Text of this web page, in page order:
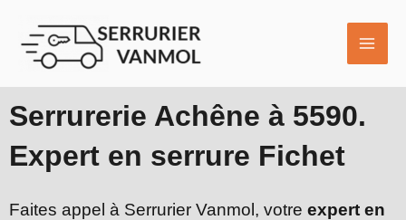
contenu
Serrurerie Achêne à 5590.
Expert en serrure Fichet
Faites appel à Serrurier Vanmol, votre expert en